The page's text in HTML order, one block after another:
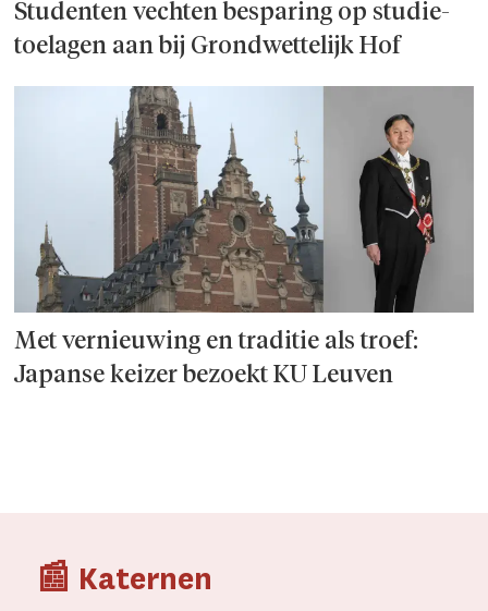
Studenten vechten besparing op studie­
toelagen aan bij Grondwettelijk Hof
Met vernieuwing en traditie als troef:
Japanse keizer bezoekt KU Leuven
📰 Katernen